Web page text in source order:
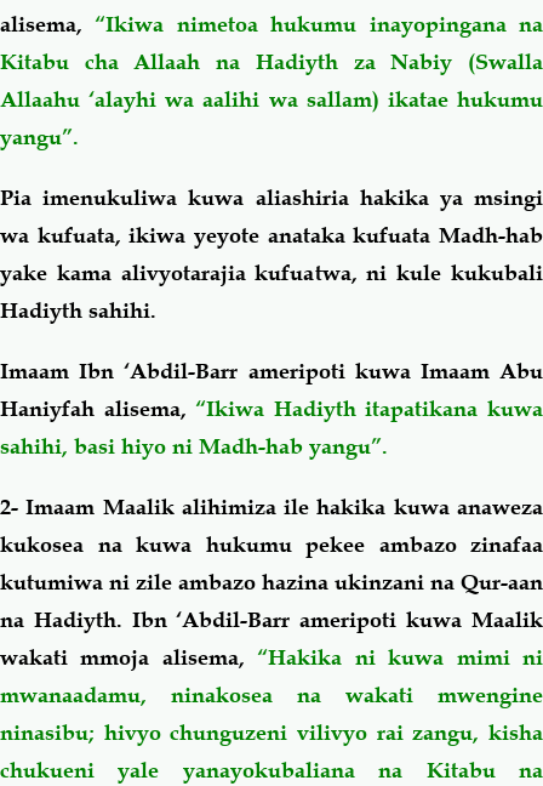
alisema, “Ikiwa nimetoa hukumu inayopingana na
Kitabu cha Allaah na Hadiyth za Nabiy
(Swalla
Allaahu ‘alayhi wa aalihi wa sallam) ikatae hukumu
yangu”.
Pia imenukuliwa kuwa aliashiria hakika ya msingi
wa kufuata, ikiwa yeyote anataka kufuata Madh-hab
yake kama alivyotarajia kufuatwa, ni kule kukubali
Hadiyth sahihi.
Imaam Ibn ‘Abdil-Barr ameripoti kuwa Imaam Abu
Haniyfah alisema, “Ikiwa Hadiyth itapatikana kuwa
sahihi, basi hiyo ni Madh-hab yangu”.
2- Imaam Maalikalihimiza ile hakika kuwa anaweza
kukosea na kuwa hukumu pekee ambazo zinafaa
kutumiwa ni zile ambazo hazina ukinzani na Qur-aan
na Hadiyth. Ibn ‘Abdil-Barr ameripoti kuwa Maalik
wakati mmoja alisema, “Hakika ni kuwa mimi ni
mwanaadamu, ninakosea na wakati mwengine
ninasibu; hivyo chunguzeni vilivyo rai zangu, kisha
chukueni yale yanayokubaliana na Kitabu na